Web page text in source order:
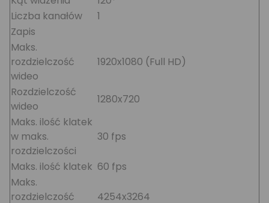
Liczba kanałów
1
Zapis
Maks.
rozdzielczość
wideo
1920x1080 (Full HD)
Rozdzielczość
wideo
1280x720
Maks. ilość klatek
w maks.
rozdzielczości
30 fps
Maks. ilość klatek 60 fps
Maks.
rozdzielczość
4254x3264